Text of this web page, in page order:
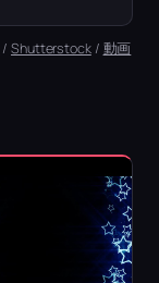
/Shutterstock/ 動画